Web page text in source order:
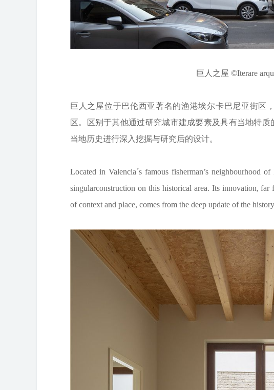
巨人之屋 ©Iterare
巨人之屋位于巴伦西亚著名的渔港埃尔卡巴尼亚街区
区。区别于其他通过研究城市建成要素及具有当地特
当地历史进行深入挖掘与研究后的设计。
Located in Valencia´s famous fisherman’s neighbourhood
singularconstruction on this historical area. Its innovation,
of context and place, comes from the deep update of the